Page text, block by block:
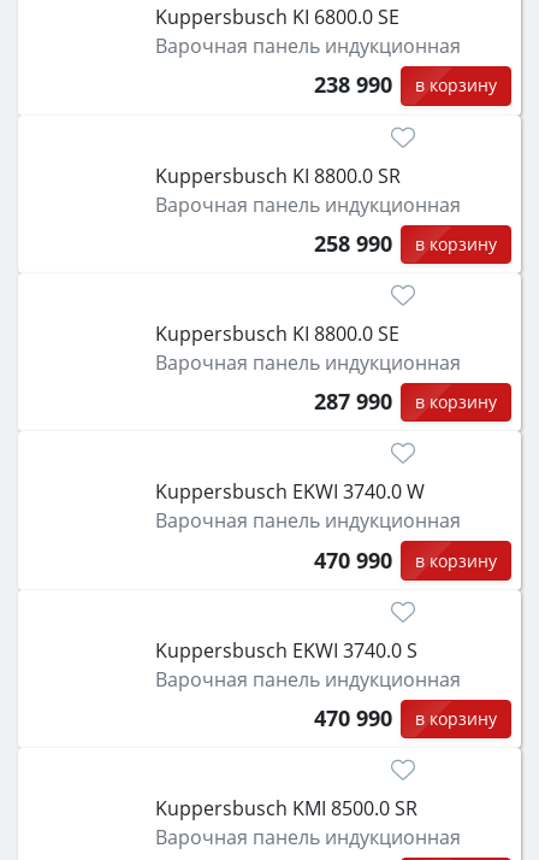
Kuppersbusch KI 6800.0 SE
Варочная панель индукционная
238 990 в корзину
Kuppersbusch KI 8800.0 SR
Варочная панель индукционная
258 990 в корзину
Kuppersbusch KI 8800.0 SE
Варочная панель индукционная
287 990 в корзину
Kuppersbusch EKWI 3740.0 W
Варочная панель индукционная
470 990 в корзину
Kuppersbusch EKWI 3740.0 S
Варочная панель индукционная
470 990 в корзину
Kuppersbusch KMI 8500.0 SR
Варочная панель индукционная